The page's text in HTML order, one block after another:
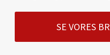
SE VORES